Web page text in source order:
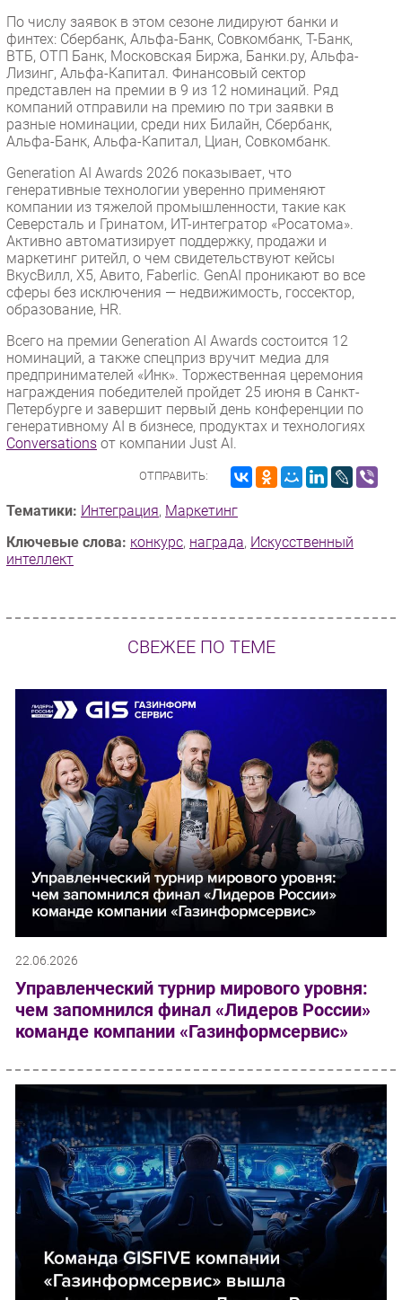
По числу заявок в этом сезоне лидируют банки и
финтех: Сбербанк, Альфа-Банк, Совкомбанк, Т-Банк,
ВТБ, ОТП Банк, Московская Биржа, Банки.ру, Альфа-
Лизинг, Альфа-Капитал. Финансовый сектор
представлен на премии в 9 из 12 номинаций. Ряд
компаний отправили на премию по три заявки в
разные номинации, среди них Билайн, Сбербанк,
Альфа-Банк, Альфа-Капитал, Циан, Совкомбанк.
Generation AI Awards 2026 показывает, что
генеративные технологии уверенно применяют
компании из тяжелой промышленности, такие как
Северсталь и Гринатом, ИТ-интегратор «Росатома».
Активно автоматизирует поддержку, продажи и
маркетинг ритейл, о чем свидетельствуют кейсы
ВкусВилл, Х5, Авито, Faberlic. GenAI проникают во все
сферы без исключения — недвижимость, госсектор,
образование, HR.
Всего на премии Generation AI Awards состоится 12
номинаций, а также спецприз вручит медиа для
предпринимателей «Инк». Торжественная церемония
награждения победителей пройдет 25 июня в Санкт-
Петербурге и завершит первый день конференции по
генеративному AI в бизнесе, продуктах и технологиях
Conversations от компании Just AI.
ОТПРАВИТЬ:
Тематики: Интеграция, Маркетинг
Ключевые слова: конкурс, награда, Искусственный
интеллект
СВЕЖЕЕ ПО ТЕМЕ
22.06.2026
Управленческий турнир мирового уровня:
чем запомнился финал «Лидеров России»
команде компании «Газинформсервис»